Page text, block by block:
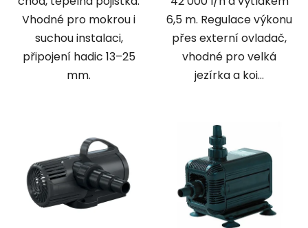
Vhodné pro mokrou i
suchou instalaci,
připojení hadic 13–25
mm.
6,5 m. Regulace výkonu
přes externí ovladač,
vhodné pro velká
jezírka a koi...